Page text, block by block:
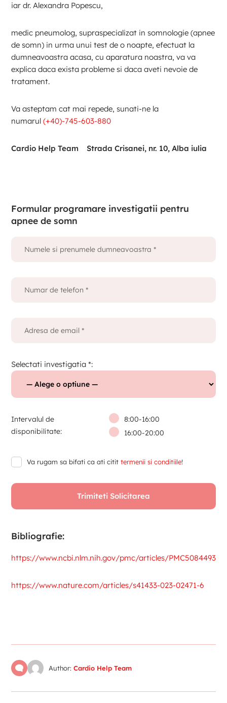
iar dr. Alexandra Popescu,
medic pneumolog, supraspecializat in somnologie (apnee
de somn) in urma unui test de o noapte, efectuat la
dumneavoastra acasa, cu aparatura noastra, va va
explica daca exista probleme si daca aveti nevoie de
tratament.
Va asteptam cat mai repede, sunati-ne la
numarul(+40)-745-603-880
Cardio Help TeamStrada Crisanei, nr. 10, Alba iulia
Formular programare investigatii pentru
apnee de somn
Selectati investigatia *:
Intervalul de
disponibilitate:
8:00-16:00
16:00-20:00
Va rugam sa bifati ca ati citittermenii si conditiile!
Bibliografie:
https://www.ncbi.nlm.nih.gov/pmc/articles/PMC5084493/
https://www.nature.com/articles/s41433-023-02471-6
Author: Cardio Help Team